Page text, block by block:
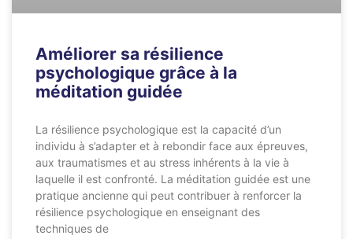
Améliorer sa résilience
psychologique grâce à la
méditation guidée
La résilience psychologique est la capacité d’un
individu à s’adapter et à rebondir face aux épreuves,
aux traumatismes et au stress inhérents à la vie à
laquelle il est confronté. La méditation guidée est une
pratique ancienne qui peut contribuer à renforcer la
résilience psychologique en enseignant des
techniques de